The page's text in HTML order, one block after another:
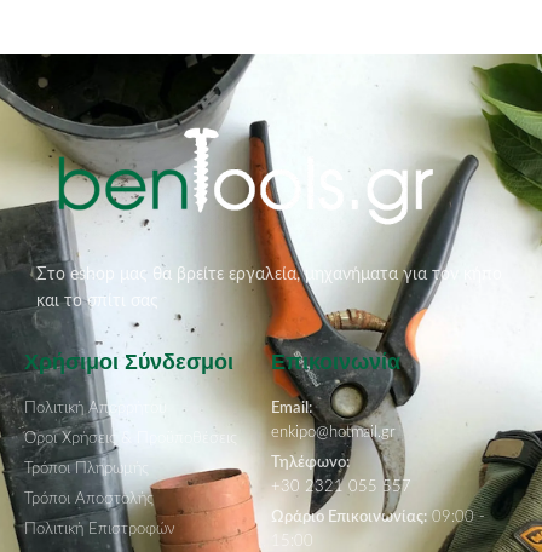
Στο eshop μας θα βρείτε εργαλεία, μηχανήματα για τον κήπο
και το σπίτι σας
Χρήσιμοι Σύνδεσμοι
Πολιτική Απορρήτου
Όροι Χρήσεις & Προϋποθέσεις
Τρόποι Πληρωμής
Τρόποι Αποστολής
Πολιτική Επιστροφών
Επικοινωνία
Email:
enkipo@hotmail.gr
Τηλέφωνο:
+30 2321 055 557
Ωράριο Επικοινωνίας: 09:00 -
15:00